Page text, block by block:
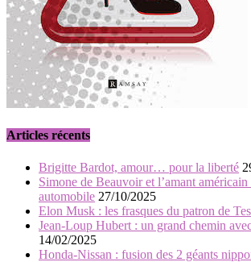
Articles récents
Brigitte Bardot, amour… pour la liberté
Simone de Beauvoir et l’amant américain
automobile 27/10/2025
Elon Musk : les frasques du patron de
Jean-Loup Hubert : un grand chemin
14/02/2025
Honda-Nissan : fusion des 2 géants